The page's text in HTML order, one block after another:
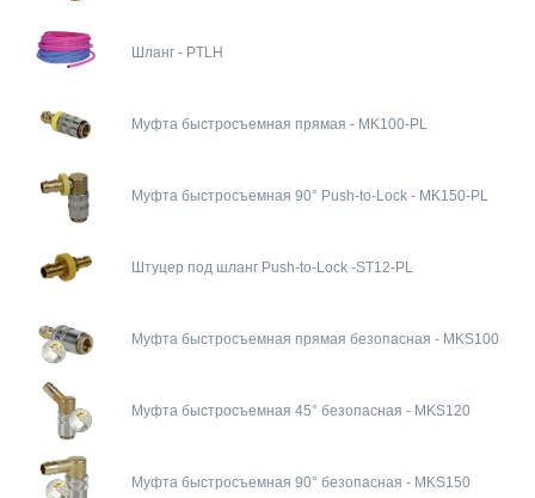
Шланг - PTLH
Муфта быстросъемная прямая - MK100-PL
Муфта быстросъемная 90° Push-to-Lock - MK150-PL
Штуцер под шланг Push-to-Lock -ST12-PL
Муфта быстросъемная прямая безопасная - MKS100
Муфта быстросъемная 45° безопасная - MKS120
Муфта быстросъемная 90° безопасная - MKS150